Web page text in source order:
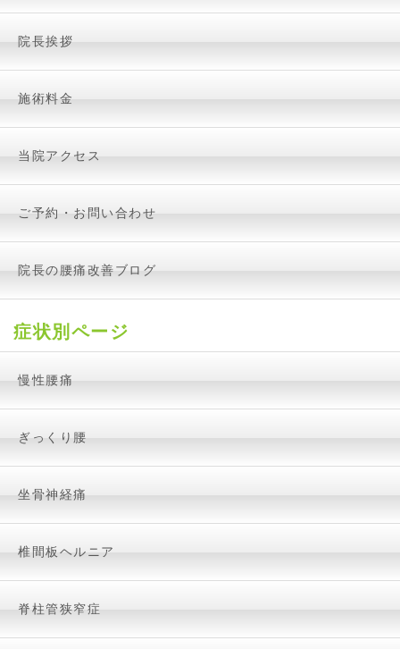
院長挨拶
施術料金
当院アクセス
ご予約・お問い合わせ
院長の腰痛改善ブログ
症状別ページ
慢性腰痛
ぎっくり腰
坐骨神経痛
椎間板ヘルニア
脊柱管狭窄症